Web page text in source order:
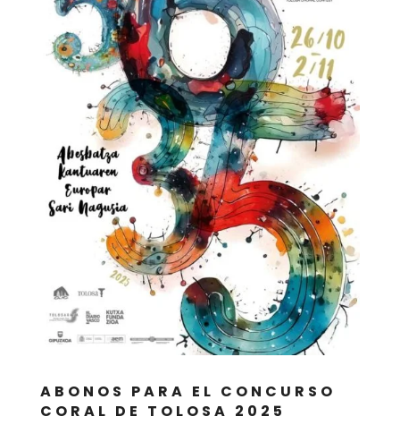
ABONOS PARA EL CONCURSO
CORAL DE TOLOSA 2025